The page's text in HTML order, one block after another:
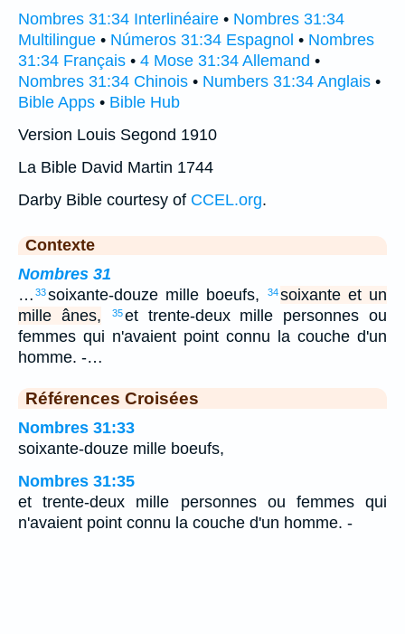
Nombres 31:34 Interlinéaire • Nombres 31:34
Multilingue • Números 31:34 Espagnol • Nombres
31:34 Français • 4 Mose 31:34 Allemand •
Nombres 31:34 Chinois • Numbers 31:34 Anglais •
Bible Apps • Bible Hub
Version Louis Segond 1910
La Bible David Martin 1744
Darby Bible courtesy of CCEL.org.
Contexte
Nombres 31
… 33soixante-douze mille boeufs, 34soixante et un
mille ânes,
35et trente-deux mille personnes ou
femmes qui n'avaient point connu la couche d'un
homme. -…
Références Croisées
Nombres 31:33
soixante-douze mille boeufs,
Nombres 31:35
et trente-deux mille personnes ou femmes qui
n'avaient point connu la couche d'un homme. -